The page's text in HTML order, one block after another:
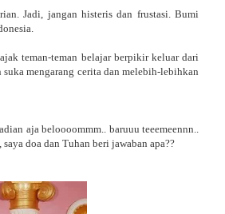
Jadi, jangan histeris dan frustasi. Bumi
teman-teman belajar berpikir keluar dari
mengarang cerita dan melebih-lebihkan
aja beloooommm.. baruuu teeemeennn..
doa dan Tuhan beri jawaban apa??